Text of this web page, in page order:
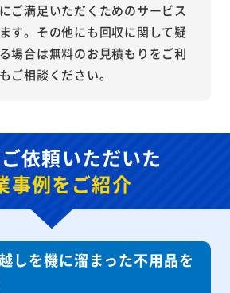
ご満足いただくためのサービス
す。その他にも回収に関して疑
場合は無料のお見積もりをご利
ご相談ください。
依頼いただいた
事例をご紹介
しを機に溜まった不用品を